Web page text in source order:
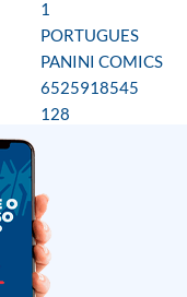
1
PORTUGUES
PANINI COMICS
6525918545
128